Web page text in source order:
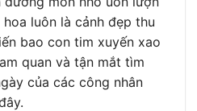
luôn là cảnh đẹp thu
bao con tim xuyến xao
quan và tận mắt tìm
của các công nhân